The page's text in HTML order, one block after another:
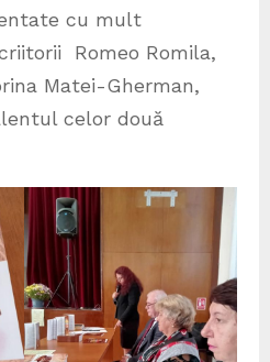
cu mult
Romeo Romila,
Matei-Gherman,
celor două